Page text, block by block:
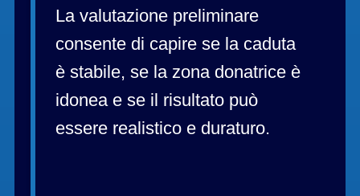
La valutazione preliminare
consente di capire se la caduta
è stabile, se la zona donatrice è
idonea e se il risultato può
essere realistico e duraturo.